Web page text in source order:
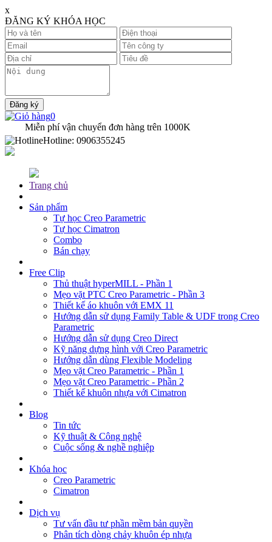
x
ĐĂNG KÝ KHÓA HỌC
0
Miễn phí vận chuyển đơn hàng trên1000K
Hotline: 0906355245
Trang chủ
Sản phẩm
Tự học Creo Parametric
Tự học Cimatron
Combo
Bán chạy
Free Clip
Thủ thuật hyperMILL - Phần 1
Mẹo vặt PTC Creo Parametric - Phần 3
Thiết kế áo khuôn với EMX 11
Hướng dẫn sử dụng Family Table & UDF trong Creo
Parametric
Hướng dẫn sử dụng Creo Direct
Kỹ năng dựng hình với Creo Parametric
Hướng dẫn dùng Flexible Modeling
Mẹo vặt Creo Parametric - Phần 1
Mẹo vặt Creo Parametric - Phần 2
Thiết kế khuôn nhựa với Cimatron
Blog
Tin tức
Kỹ thuật & Công nghệ
Cuộc sống & nghề nghiệp
Khóa học
Creo Parametric
Cimatron
Dịch vụ
Tư vấn đầu tư phần mềm bản quyền
Phân tích dòng chảy khuôn ép nhựa